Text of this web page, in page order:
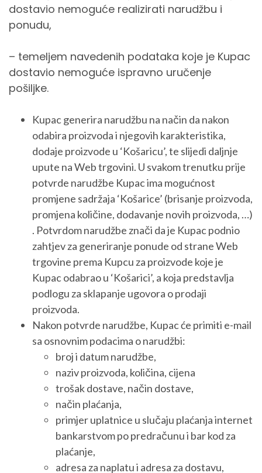
dostavio nemoguće realizirati narudžbu i
ponudu,
– temeljem navedenih podataka koje je Kupac
dostavio nemoguće ispravno uručenje
pošiljke.
Kupac generira narudžbu na način da nakon
odabira proizvoda i njegovih karakteristika,
dodaje proizvode u ‘Košaricu’, te slijedi daljnje
upute na Web trgovini. U svakom trenutku prije
potvrde narudžbe Kupac ima mogućnost
promjene sadržaja ‘Košarice’ (brisanje proizvoda,
promjena količine, dodavanje novih proizvoda, …)
. Potvrdom narudžbe znači da je Kupac podnio
zahtjev za generiranje ponude od strane Web
trgovine prema Kupcu za proizvode koje je
Kupac odabrao u ‘Košarici’, a koja predstavlja
podlogu za sklapanje ugovora o prodaji
proizvoda.
Nakon potvrde narudžbe, Kupac će primiti e-mail
sa osnovnim podacima o narudžbi:
broj i datum narudžbe,
naziv proizvoda, količina, cijena
trošak dostave, način dostave,
način plaćanja,
primjer uplatnice u slučaju plaćanja internet
bankarstvom po predračunu i bar kod za
plaćanje,
adresa za naplatu i adresa za dostavu,